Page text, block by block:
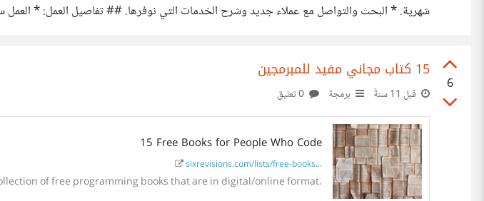
شهرية. * البحث والتواصل مع عملاء جديد وشرح الخدمات التي نوفرها. ## تفاصيل العمل: *
6
15 كتاب مجاني مفيد للمبرمجين
قبل 11 سنةً برمجة
15 Free Books for People Who Code
sixrevisions.com/lists/free-books...
of free programming books that are in digital/online format.